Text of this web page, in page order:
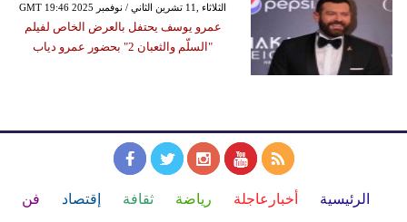
GMT 19:46 2025 الثلاثاء ,11 تشرين الثاني / نوفمبر
عمرو يوسف يحتفل بالعرض الخاص لفيلم
"السلّم والثعبان 2" بحضور عمرو دياب
الرئيسية أخبارعاجلة رياضة ثقافة إقتصاد فن